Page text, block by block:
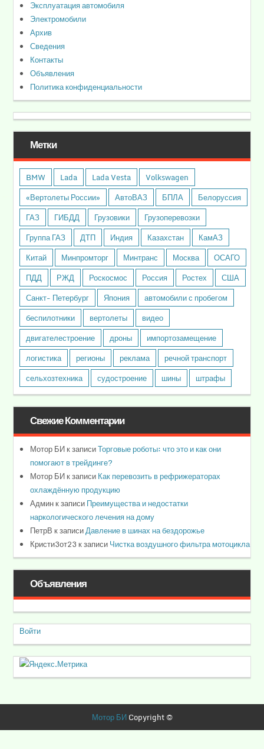
Эксплуатация автомобиля
Электромобили
Архив
Сведения
Контакты
Объявления
Политика конфиденциальности
Метки
BMW Lada Lada Vesta
Volkswagen
«Вертолеты России»
АвтоВАЗ БПЛА
Белоруссия
ГАЗ
ГИБДД Грузовики
Грузоперевозки
Группа ГАЗ
ДТП Индия Казахстан
КамАЗ
Китай
Минпромторг Минтранс Москва
ОСАГО
ПДД
РЖД Роскосмос Россия Ростех
США
Санкт- Петербург
Япония
автомобили с пробегом
беспилотники
вертолеты
видео
двигателестроение
дроны
импортозамещение
логистика
регионы реклама
речной транспорт
сельхозтехника
судостроение шины штрафы
Свежие Комментарии
Мотор БИк записиТорговые роботы: что это и как они
помогают в трейдинге?
Мотор БИк записиКак перевозить в рефрижераторах
охлаждённую продукцию
Админк записиПреимущества и недостатки
наркологического лечения на дому
ПетрВ к записиДавление в шинах на бездорожье
Кристи3от23 к записиЧистка воздушного фильтра мотоцикла
Объявления
Войти
Мотор БИCopyright ©